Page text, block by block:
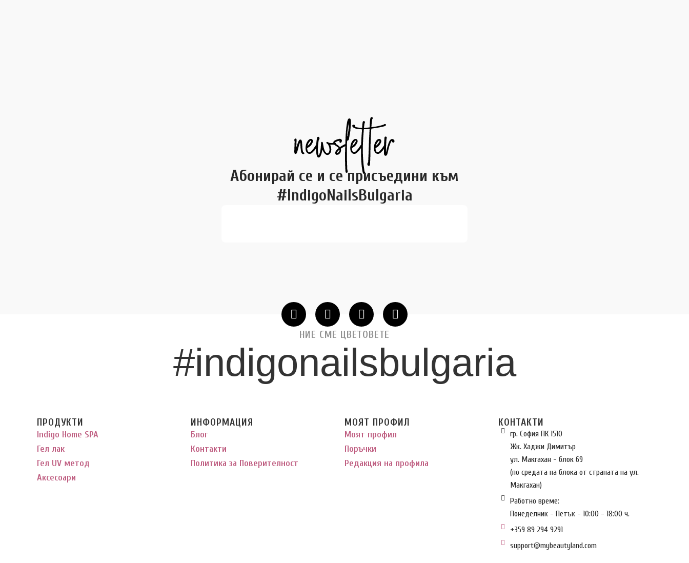
Абонирай се и се присъедини към
#IndigoNailsBulgaria
НИЕ СМЕ ЦВЕТОВЕТЕ
#indigonailsbulgaria
ПРОДУКТИ
Indigo Home SPA
Гел лак
Гел UV метод
Аксесоари
ИНФОРМАЦИЯ
Блог
Контакти
Политика за Поверителност
МОЯТ ПРОФИЛ
Моят профил
Поръчки
Редакция на профила
КОНТАКТИ
гр. София ПК 1510
Жк. Хаджи Димитър
ул. Макгахан - блок 69
(по средата на блока от страната на ул.
Макгахан)
Работно време:
Понеделник - Петък - 10:00 - 18:00 ч.
+359 89 294 9291
support@mybeautyland.com